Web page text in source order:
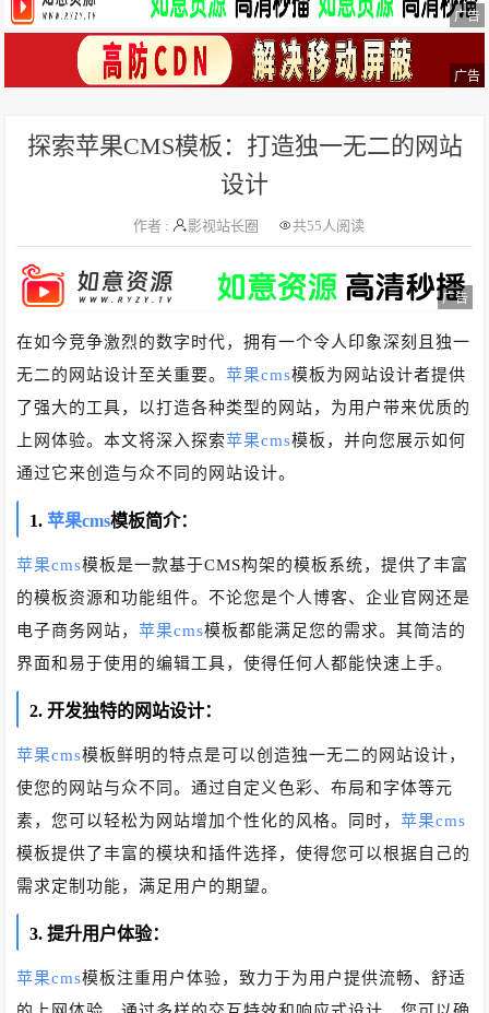
广告
广告
探索苹果CMS模板：打造独一无二的网站
设计
作者 : 影视站长圈 共55人阅读
广告
在如今竞争激烈的数字时代，拥有一个令人印象深刻且独一
无二的网站设计至关重要。苹果cms模板为网站设计者提供
了强大的工具，以打造各种类型的网站，为用户带来优质的
上网体验。本文将深入探索苹果cms模板，并向您展示如何
通过它来创造与众不同的网站设计。
1.苹果cms模板简介：
苹果cms模板是一款基于CMS构架的模板系统，提供了丰富
的模板资源和功能组件。不论您是个人博客、企业官网还是
电子商务网站，苹果cms模板都能满足您的需求。其简洁的
界面和易于使用的编辑工具，使得任何人都能快速上手。
2. 开发独特的网站设计：
苹果cms模板鲜明的特点是可以创造独一无二的网站设计，
使您的网站与众不同。通过自定义色彩、布局和字体等元
素，您可以轻松为网站增加个性化的风格。同时，苹果cms
模板提供了丰富的模块和插件选择，使得您可以根据自己的
需求定制功能，满足用户的期望。
3. 提升用户体验：
苹果cms模板注重用户体验，致力于为用户提供流畅、舒适